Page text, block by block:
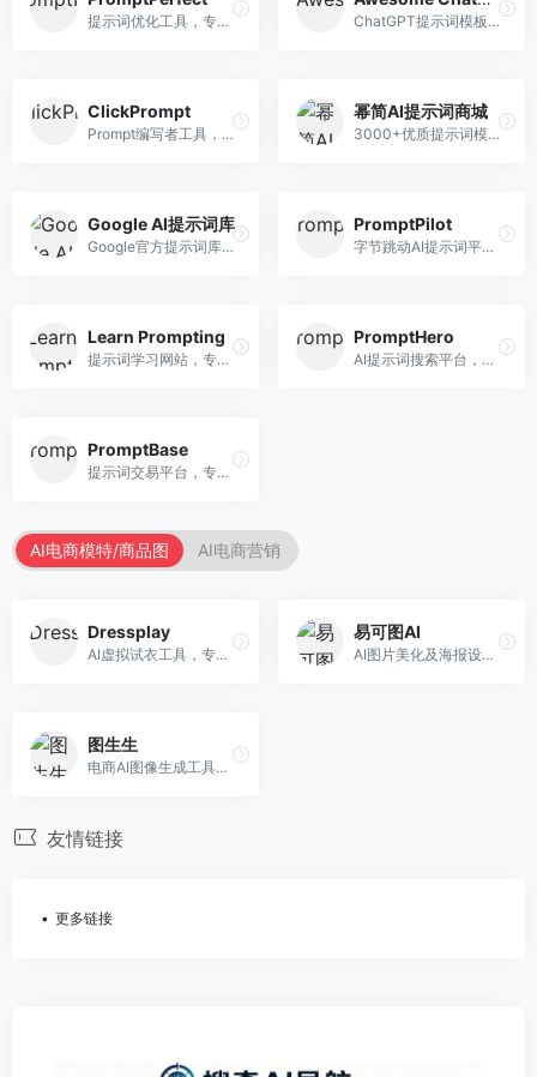
提示词优化工具，专注于提示词质量提升。面向AI用户，提供提示词优化、效果测试、版本对比等服务，提示词优化专业。 ChatGPT提示词模板库，专注于实用提示词收集。面向ChatGPT用户，提供提示词模板、使用场景、效果展示等资源，模板实用性强。
ClickPrompt
Prompt编写者工具，专注于提示词创作辅助。面向提示词创作者，提供提示词编辑、测试、分享等服务，创作工具完善。
幂简AI提示词商城
3000+优质提示词模板平台，专注于中文提示词。面向中文AI用户，提供提示词模板、分类检索、一键使用等服务，中文提示词丰富。
Google AI提示词库
Google官方提示词库，专注于Gemini模型优化。面向开发者，提供官方提示词指南、最佳实践、示例代码等资源，权威性强。
PromptPilot
字节跳动AI提示词平台，专注于提示词优化与管理。面向AI用户，提供提示词优化、效果测试、团队协作等服务，企业级功能完善。
Learn Prompting
提示词学习网站，专注于提示词工程教育。面向AI学习者，提供提示词教程、最佳实践、案例研究等资源，教学内容系统。
PromptHero
AI提示词搜索平台，整合多种AI工具提示词资源。面向AI创作者，提供提示词搜索、模板库、社区分享等服务，提示词资源丰富。
PromptBase
提示词交易平台，专注于高质量提示词买卖。面向AI创作者，提供提示词交易、模板购买、创作者收益等服务，提示词质量高。
AI电商模特/商品图 AI电商营销
Dressplay
AI虚拟试衣工具，专注于服装电商体验。面向服装电商，提供虚拟试穿、尺码推荐、穿搭建议等服务，试衣体验真实。
易可图AI
AI图片美化及海报设计平台，专注于电商视觉设计。面向电商卖家，提供图片美化、海报设计、营销素材等服务，设计效率高。
图生生
电商AI图像生成工具，专注于商品图创作。面向电商卖家，提供商品图生成、背景替换、批量处理等服务，商品图质量高。
友情链接
更多链接